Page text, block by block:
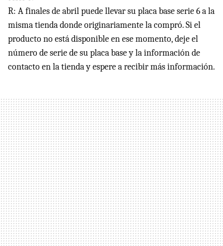
R: A finales de abril puede llevar su placa base serie 6 a la
misma tienda donde originariamente la compró. Si el
producto no está disponible en ese momento, deje el
número de serie de su placa base y la información de
contacto en la tienda y espere a recibir más información.